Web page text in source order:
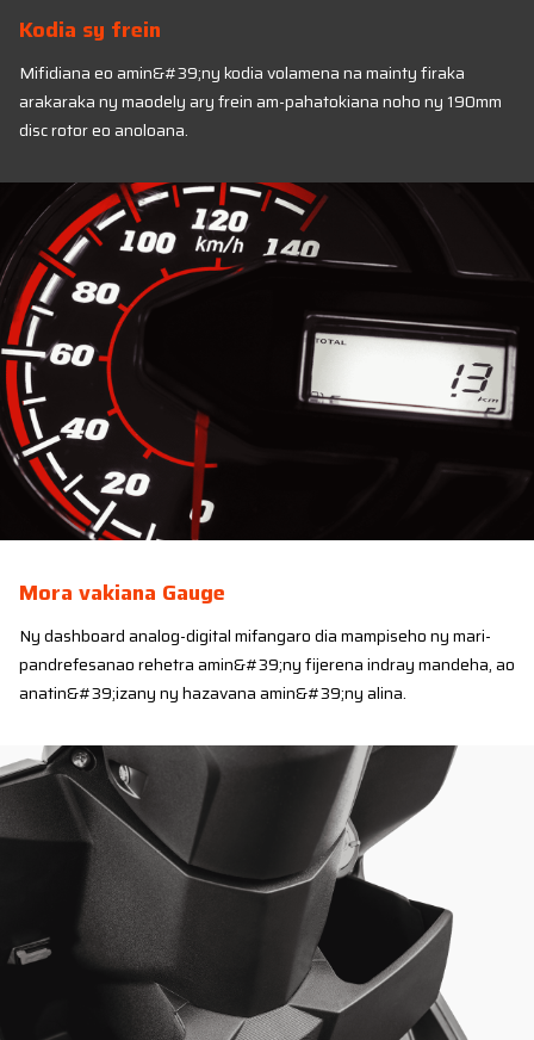
Kodia sy frein
Mifidiana eo amin&#39;ny kodia volamena na mainty firaka
arakaraka ny maodely ary frein am-pahatokiana noho ny 190mm
disc rotor eo anoloana.
Mora vakiana Gauge
Ny dashboard analog-digital mifangaro dia mampiseho ny mari-
pandrefesanao rehetra amin&#39;ny fijerena indray mandeha, ao
anatin&#39;izany ny hazavana amin&#39;ny alina.